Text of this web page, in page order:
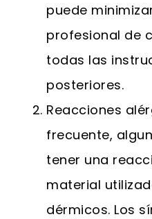
puede
profesional de
todas las
posteriores.
Reacciones
frecuente,
tener una
material
dérmicos. Los